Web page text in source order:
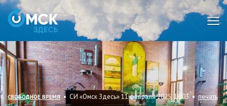
СВОБОДНОЕ ВРЕМЯ• СИ «Омск Здесь» 11 февраля 2025, 18:03 •печать